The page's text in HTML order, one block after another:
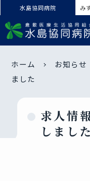
水島協同病院 み
ホーム お知らせ
ました
求人情
しました